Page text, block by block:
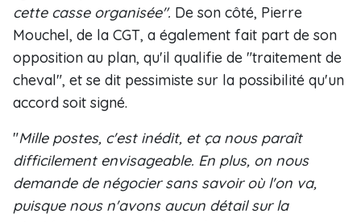
cette casse organisée". De son côté, Pierre
Mouchel, de la CGT, a également fait part de son
opposition au plan, qu'il qualifie de "traitement de
cheval", et se dit pessimiste sur la possibilité qu'un
accord soit signé.
"Mille postes, c'est inédit, et ça nous paraît
difficilement envisageable. En plus, on nous
demande de négocier sans savoir où l'on va,
puisque nous n'avons aucun détail sur la